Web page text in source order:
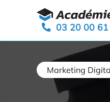
03 20 00
Marketing
Panneau de gestion des